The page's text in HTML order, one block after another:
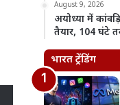
August 9, 2026
अयोध्या में
तैयार, 104 घंटे
भारत ट्रेंडिंग